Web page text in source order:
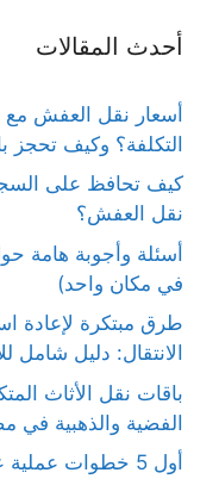
أحدث المقالات
التكلفة؟ وكيف تحجز
كيف تحافظ على
نقل العفش؟
أسئلة وأجوبة هامة
في مكان واحد)
طرق مبتكرة لإعادة
الانتقال: دليل شامل
باقات نقل الأثاث
الفضية والذهبية في
أول 5 خطوات